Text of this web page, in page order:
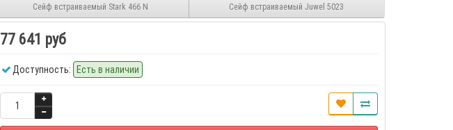
Сейф встраиваемый Stark 466 N Сейф встраиваемый Juwel 5023
77 641 руб
Доступность: Есть в наличии